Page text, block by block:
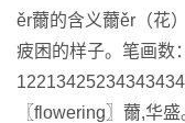
ěr薾的含义薾ěr（花
疲困的样子。笔画数
〖flowering〗薾,华